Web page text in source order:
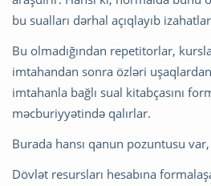
bu sualları dərhal açıqlayıb
Bu olmadığından repetitorlar,
imtahandan sonra özləri
imtahanla bağlı sual kitabçasını
məcburiyyətində qalırlar.
Burada hansı qanun pozuntusu
Dövlət resursları hesabına